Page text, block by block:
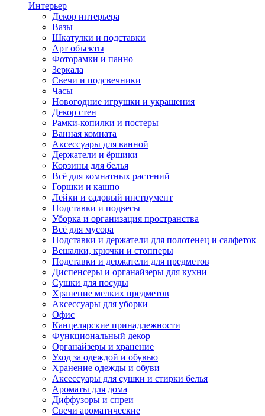
Интерьер
Декор интерьера
Вазы
Шкатулки и подставки
Арт объекты
Фоторамки и панно
Зеркала
Свечи и подсвечники
Часы
Новогодние игрушки и украшения
Декор стен
Рамки-копилки и постеры
Ванная комната
Аксессуары для ванной
Держатели и ёршики
Корзины для белья
Всё для комнатных растений
Горшки и кашпо
Лейки и садовый инструмент
Подставки и подвесы
Уборка и организация пространства
Всё для мусора
Подставки и держатели для полотенец и салфеток
Вешалки, крючки и стопперы
Подставки и держатели для предметов
Диспенсеры и органайзеры для кухни
Сушки для посуды
Хранение мелких предметов
Аксессуары для уборки
Офис
Канцелярские принадлежности
Функциональный декор
Органайзеры и хранение
Уход за одеждой и обувью
Хранение одежды и обуви
Аксессуары для сушки и стирки белья
Ароматы для дома
Диффузоры и спреи
Свечи ароматические